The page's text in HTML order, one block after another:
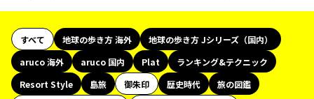
すべて 地球の歩き方 海外
地球の歩き方 Jシリーズ（国内）
aruco 海外
aruco 国内 Plat
ランキング&テクニック
Resort Style
島旅 御朱印 歴史時代
旅の図鑑